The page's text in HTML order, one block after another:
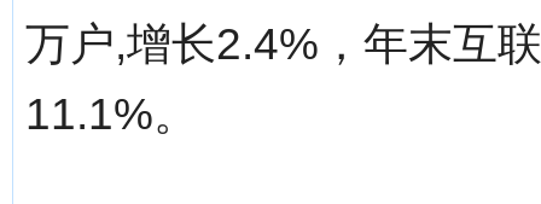
万户,增长2.4%，年末互
11.1%。